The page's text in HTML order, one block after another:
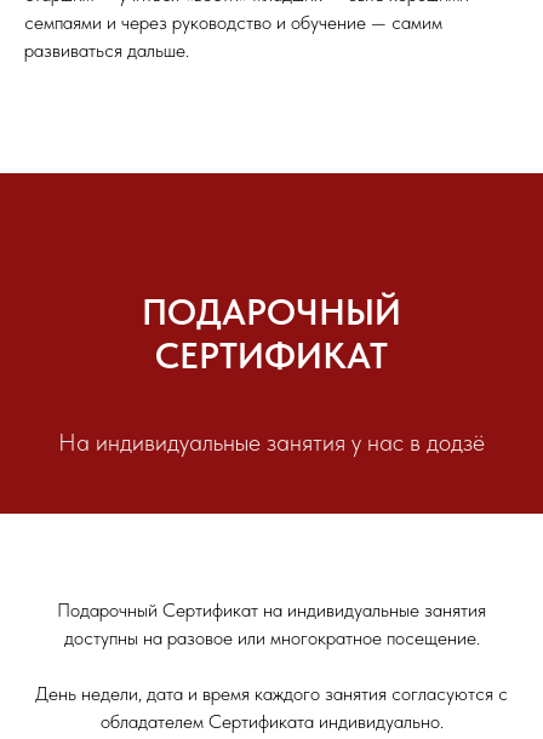
семпаями и через руководство и обучение — самим
развиваться дальше.
ПОДАРОЧНЫЙ
СЕРТИФИКАТ
На индивидуальные занятия у нас в додзё
Подарочный Сертификат на индивидуальные занятия
доступны на разовое или многократное посещение.
День недели, дата и время каждого занятия согласуются с
обладателем Сертификата индивидуально.